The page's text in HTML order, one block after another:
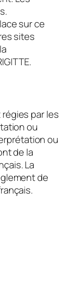
sur ce
sites
par les
ou
ou
de la
La
de